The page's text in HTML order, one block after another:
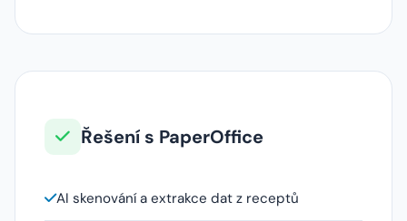
Řešení s PaperOffice
AI skenování a extrakce dat z receptů